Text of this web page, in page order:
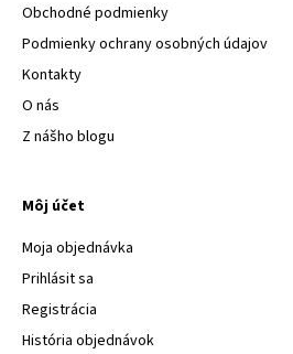
Obchodné podmienky
Podmienky ochrany osobných údajov
Kontakty
O nás
Z nášho blogu
Môj účet
Moja objednávka
Prihlásit sa
Registrácia
História objednávok